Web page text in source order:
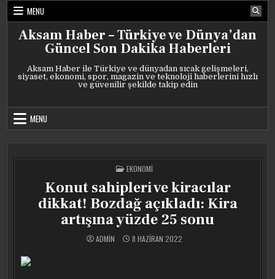
Skip
content
MENU
Aksam Haber – Türkiye ve Dünya’dan
Güncel Son Dakika Haberleri
Aksam Haber ile Türkiye ve dünyadan sıcak gelişmeleri,
siyaset, ekonomi, spor, magazin ve teknoloji haberlerini hızlı
ve güvenilir şekilde takip edin
MENU
POSTED
IN
EKONOMI
Konut sahipleri ve kiracılar
dikkat! Bozdağ açıkladı: Kira
artışına yüzde 25 sonu
ADMIN 8 HAZIRAN 2022